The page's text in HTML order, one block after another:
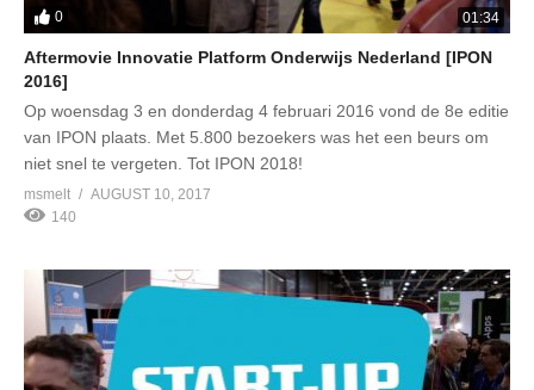
0 01:34
Aftermovie Innovatie Platform Onderwijs Nederland [IPON
2016]
Op woensdag 3 en donderdag 4 februari 2016 vond de 8e editie
van IPON plaats. Met 5.800 bezoekers was het een beurs om
niet snel te vergeten. Tot IPON 2018!
msmelt
AUGUST 10, 2017
140